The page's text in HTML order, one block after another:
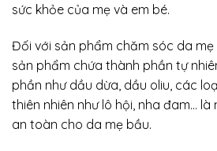
sức khỏe của mẹ và em bé.
Đối với sản phẩm chăm sóc da
sản phẩm chứa thành phần tự
phần như dầu dừa, dầu oliu, các
thiên nhiên như lô hội, nha đam…
an toàn cho da mẹ bầu.